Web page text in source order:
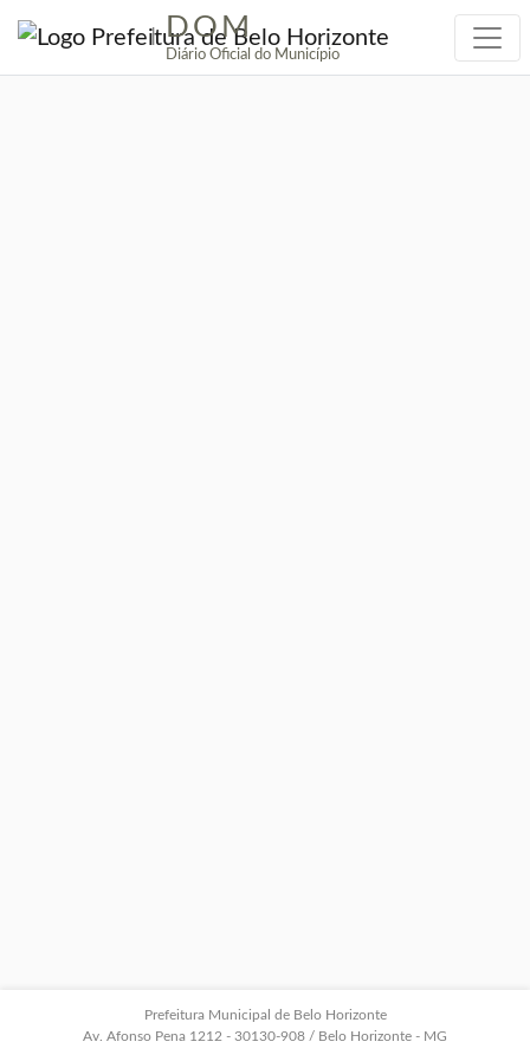
| DOM
Diário Oficial do Município
Prefeitura Municipal de Belo Horizonte
Av. Afonso Pena 1212 - 30130-908 / Belo Horizonte - MG